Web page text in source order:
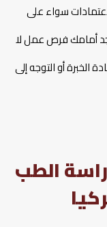
سواء على
أمامك فرص عمل لا
زيادة الخبرة أو التوجه إلى
الطب